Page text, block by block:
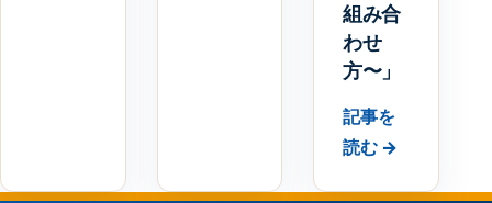
組み合
わせ
方〜」
記事を
読む →